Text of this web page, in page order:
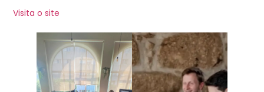
Visita o site